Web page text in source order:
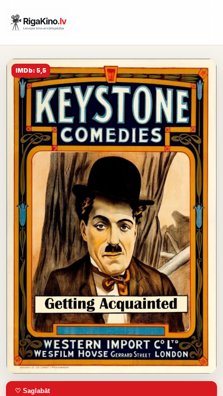
IMDb: 5,5
♡ Saglabāt